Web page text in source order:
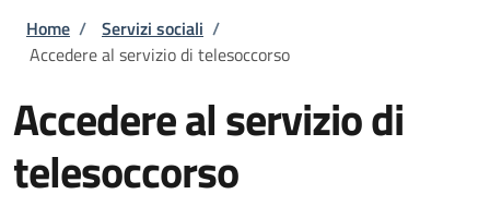
Briciole di pane
Home / Servizi sociali /
Accedere al servizio di telesoccorso
Accedere al servizio di
telesoccorso